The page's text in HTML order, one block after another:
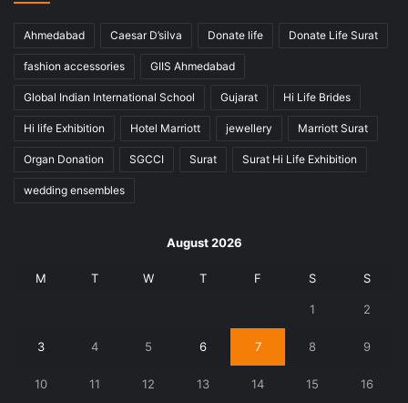
Ahmedabad Caesar D’silva Donate life Donate Life Surat
fashion accessories GIIS Ahmedabad
Global Indian International School Gujarat Hi Life Brides
Hi life Exhibition Hotel Marriott jewellery Marriott Surat
Organ Donation SGCCI Surat Surat Hi Life Exhibition
wedding ensembles
August 2026
M T W T F S S
1 2
3 4 5 6 7 8 9
10 11 12 13 14 15 16